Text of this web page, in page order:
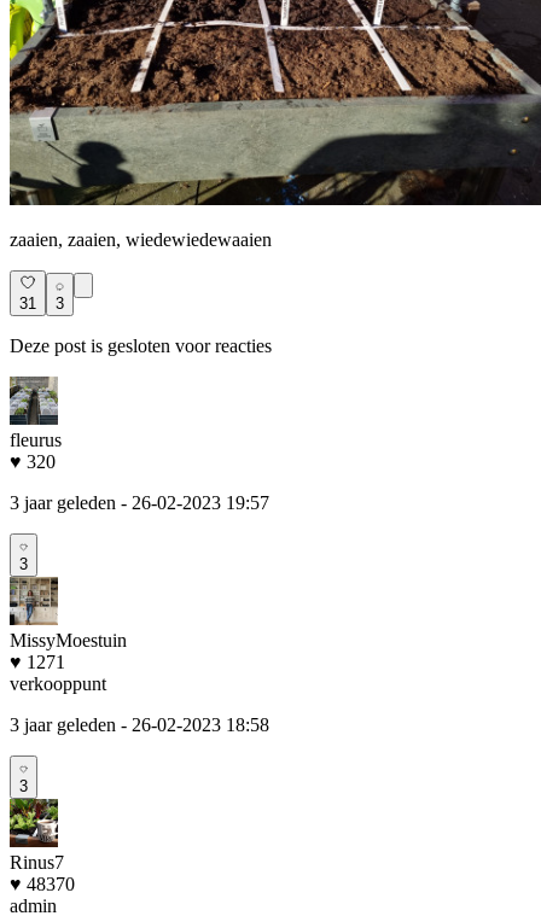
zaaien, zaaien, wiedewiedewaaien
31 3
Deze post is gesloten voor reacties
fleurus
♥ 320
3 jaar geleden - 26-02-2023 19:57
3
MissyMoestuin
♥ 1271
verkooppunt
3 jaar geleden - 26-02-2023 18:58
3
Rinus7
♥ 48370
admin